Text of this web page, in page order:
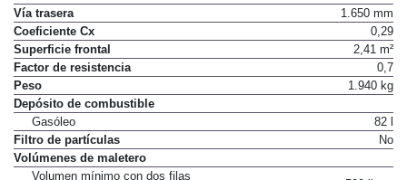
Vía delantera
1.611 mm
Vía trasera
1.650 mm
Coeficiente Cx
0,29
Superficie frontal
2,41 m²
Factor de resistencia
0,7
Peso
Depósito de combustible
Gasóleo
82 l
Filtro de partículas
Volúmenes de maletero